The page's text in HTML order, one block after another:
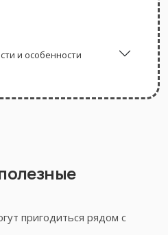
и особенности
пригодиться рядом с